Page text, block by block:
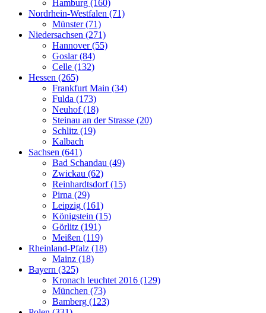
Hamburg (160)
Nordrhein-Westfalen (71)
Münster (71)
Niedersachsen (271)
Hannover (55)
Goslar (84)
Celle (132)
Hessen (265)
Frankfurt Main (34)
Fulda (173)
Neuhof (18)
Steinau an der Strasse (20)
Schlitz (19)
Kalbach
Sachsen (641)
Bad Schandau (49)
Zwickau (62)
Reinhardtsdorf (15)
Pirna (29)
Leipzig (161)
Königstein (15)
Görlitz (191)
Meißen (119)
Rheinland-Pfalz (18)
Mainz (18)
Bayern (325)
Kronach leuchtet 2016 (129)
München (73)
Bamberg (123)